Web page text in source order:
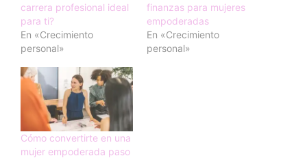
carrera profesional ideal
para ti?
En «Crecimiento
personal»
finanzas para mujeres
empoderadas
En «Crecimiento
personal»
Cómo convertirte en una
mujer empoderada paso